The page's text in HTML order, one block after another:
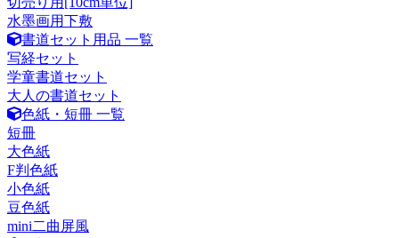
水墨画用下敷
書道セット用品 一覧
写経セット
学童書道セット
大人の書道セット
色紙・短冊 一覧
短冊
大色紙
F判色紙
小色紙
豆色紙
mini二曲屏風